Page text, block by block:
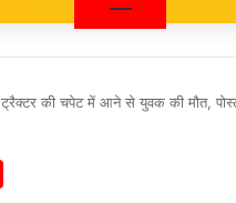
ट्रैक्टर की चपेट में आने से युवक की मौत,